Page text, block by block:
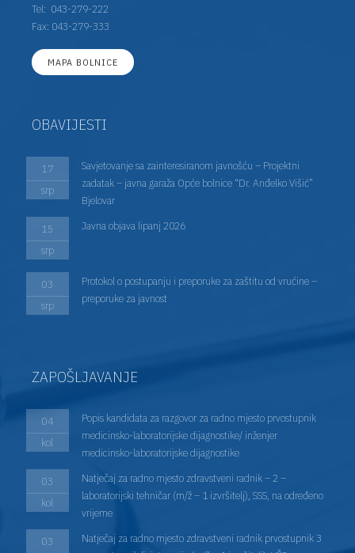
Tel: 043-279-222
Fax: 043-279-333
MAPA BOLNICE
OBAVIJESTI
17
srp
Savjetovanje sa zainteresiranom javnošću – Projektni
zadatak – javna garaža Opće bolnice “Dr. Anđelko Višić”
Bjelovar
15
srp
Javna objava lipanj 2026
03
srp
Protokol o postupanju i preporuke za zaštitu od vrućine –
preporuke za javnost
ZAPOŠLJAVANJE
04
kol
Popis kandidata za razgovor za radno mjesto prvostupnik
medicinsko-laboratorijske dijagnostike/ inženjer
medicinsko-laboratorijske dijagnostike
03
kol
Natječaj za radno mjesto zdravstveni radnik – 2 –
laboratorijski tehničar (m/ž – 1 izvršitelj), SSS, na određeno
vrijeme
03
Natječaj za radno mjesto zdravstveni radnik prvostupnik 3